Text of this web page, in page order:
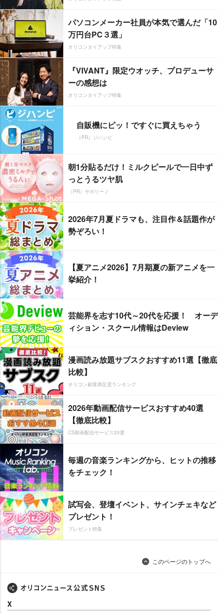
パソコンメーカー社員が本気で選んだ「10
万円台PC３選」
オリコンタイアップ特集
『VIVANT』限定ウオッチ、プロデューサ
ーの感想は
オリコンタイアップ特集
自販機にピッ！ですぐに買えちゃう
（PR）ジハンピ
朝1分貼るだけ！ミルクピールで一日中ず
っとうるツヤ肌
（PR）サボリーノ
2026年7月夏ドラマも、注目作＆話題作が
勢ぞろい！
【夏アニメ2026】7月期夏の新アニメを一
挙紹介！
芸能界を志す10代～20代を応援！ オーデ
ィション・スクール情報はDeview
漫画読み放題サブスクおすすめ11選【徹底
比較】
オリコン顧客満足度ランキング
2026年動画配信サービスおすすめ40選
【徹底比較】
CS動画配信サービス20選
毎週の音楽ランキングから、ヒットの推移
をチェック！
試写会、登壇イベント、サインチェキなど
プレゼント！
プレゼント特集
このページのトップへ
X